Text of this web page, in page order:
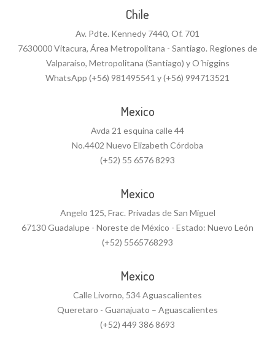
Chile
Av. Pdte. Kennedy 7440, Of. 701
7630000 Vitacura, Área Metropolitana - Santiago. Regiones de
Valparaíso, Metropolitana (Santiago) y O´higgins
WhatsApp (+56) 981495541 y (+56) 994713521
Mexico
Avda 21 esquina calle 44
No.4402 Nuevo Elizabeth Córdoba
(+52) 55 6576 8293
Mexico
Angelo 125, Frac. Privadas de San Miguel
67130 Guadalupe - Noreste de México - Estado: Nuevo León
(+52) 5565768293
Mexico
Calle Livorno, 534 Aguascalientes
Queretaro - Guanajuato – Aguascalientes
(+52) 449 386 8693